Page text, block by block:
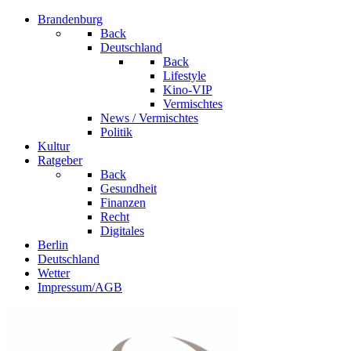
Brandenburg
Back
Deutschland
Back
Lifestyle
Kino-VIP
Vermischtes
News / Vermischtes
Politik
Kultur
Ratgeber
Back
Gesundheit
Finanzen
Recht
Digitales
Berlin
Deutschland
Wetter
Impressum/AGB